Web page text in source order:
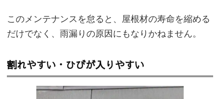
このメンテナンスを怠ると、屋根材の寿命を縮める
だけでなく、雨漏りの原因にもなりかねません。
割れやすい・ひびが入りやすい